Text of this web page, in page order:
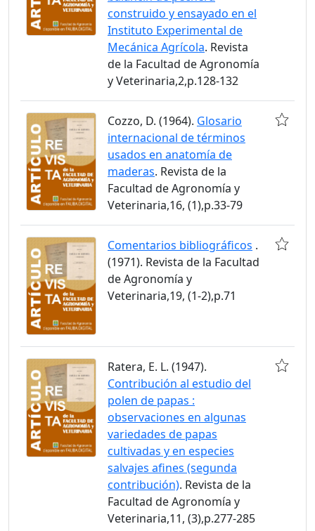
construido y ensayado en el
Instituto Experimental de
Mecánica Agrícola. Revista
de la Facultad de Agronomía
y Veterinaria,2,p.128-132
Cozzo, D. (1964). Glosario
internacional de términos
usados en anatomía de
maderas. Revista de la
Facultad de Agronomía y
Veterinaria,16, (1),p.33-79
Comentarios bibliográficos .
(1971). Revista de la Facultad
de Agronomía y
Veterinaria,19, (1-2),p.71
Ratera, E. L. (1947).
Contribución al estudio del
polen de papas :
observaciones en algunas
variedades de papas
cultivadas y en especies
salvajes afines (segunda
contribución). Revista de la
Facultad de Agronomía y
Veterinaria,11, (3),p.277-285